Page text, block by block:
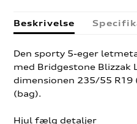
Beskrivelse
Den sporty 5-eger
med Bridgestone Blizzak
dimensionen 235/55
(bag).
Hjul fælg detaljer